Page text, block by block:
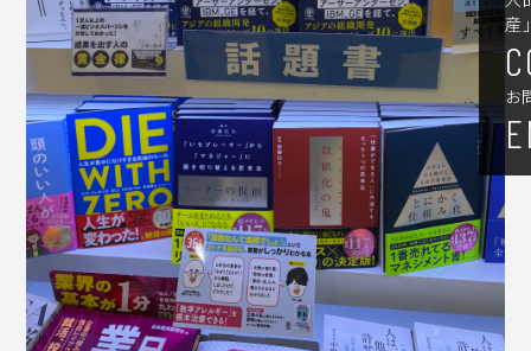
産」
お